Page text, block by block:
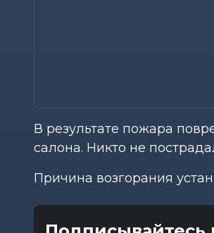
В результате пожара
салона. Никто не
Причина возгорания